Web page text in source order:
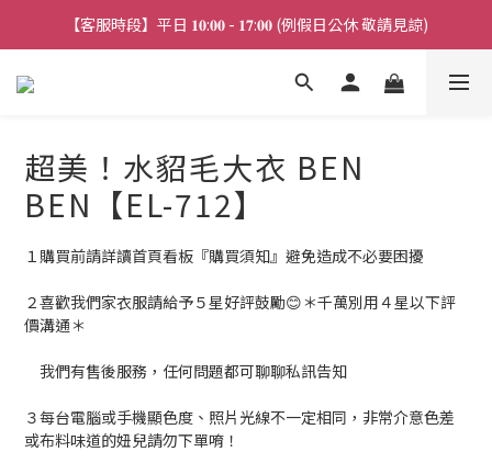
【連線直播】每週二 ~ 週五 𝟐𝟎:𝟎𝟎 詳見 𝑰𝑮 公告
【客服時段】平日 𝟏𝟎:𝟎𝟎 - 𝟏𝟕:𝟎𝟎 (例假日公休 敬請見諒)
【連線直播】每週二 ~ 週五 𝟐𝟎:𝟎𝟎 詳見 𝑰𝑮 公告
超美！水貂毛大衣 BEN
BEN【EL-712】
１購買前請詳讀首頁看板『購買須知』避免造成不必要困擾
２喜歡我們家衣服請給予５星好評鼓勵😊＊千萬別用４星以下評
價溝通＊
我們有售後服務，任何問題都可聊聊私訊告知
３每台電腦或手機顯色度、照片光線不一定相同，非常介意色差
或布料味道的妞兒請勿下單唷！